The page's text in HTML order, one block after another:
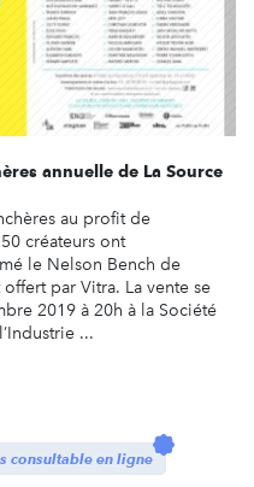
annuelle de La Source
au profit de
créateurs ont
le Nelson Bench de
par Vitra. La vente se
2019 à 20h à la Société
...
consultable en ligne